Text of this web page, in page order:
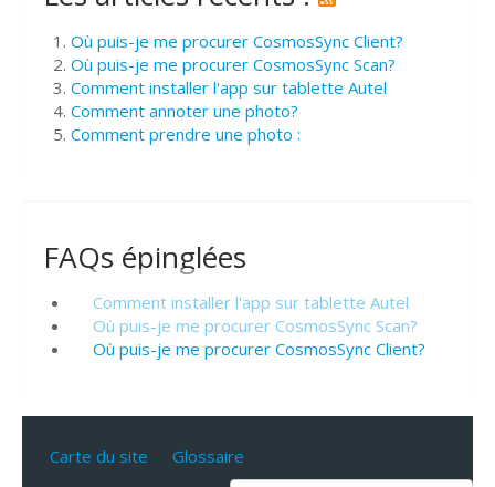
Où puis-je me procurer CosmosSync Client?
Où puis-je me procurer CosmosSync Scan?
Comment installer l'app sur tablette Autel
Comment annoter une photo?
Comment prendre une photo :
FAQs épinglées
Comment installer l'app sur tablette Autel
Où puis-je me procurer CosmosSync Scan?
Où puis-je me procurer CosmosSync Client?
Carte du site Glossaire